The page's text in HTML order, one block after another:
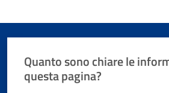
Quanto sono chiare le
questa pagina?